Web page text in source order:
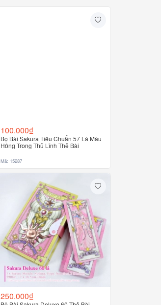
100.000₫
Bộ Bài Sakura Tiêu Chuẩn 57 Lá Màu
Hồng Trong Thủ Lĩnh Thẻ Bài
Mã: 15287
250.000₫